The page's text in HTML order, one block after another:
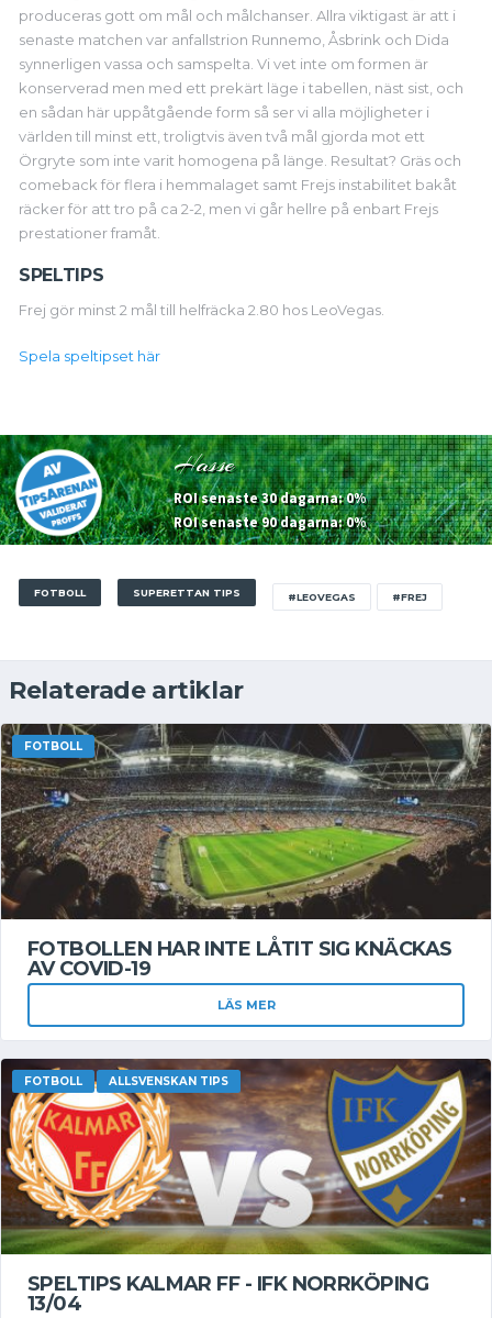
produceras gott om mål och målchanser. Allra viktigast är att i
senaste matchen var anfallstrion Runnemo, Åsbrink och Dida
synnerligen vassa och samspelta. Vi vet inte om formen är
konserverad men med ett prekärt läge i tabellen, näst sist, och
en sådan här uppåtgående form så ser vi alla möjligheter i
världen till minst ett, troligtvis även två mål gjorda mot ett
Örgryte som inte varit homogena på länge. Resultat? Gräs och
comeback för flera i hemmalaget samt Frejs instabilitet bakåt
räcker för att tro på ca 2-2, men vi går hellre på enbart Frejs
prestationer framåt.
SPELTIPS
Frej gör minst 2 mål till helfräcka 2.80 hos LeoVegas.
Spela speltipset här
Hasse
ROI senaste 30 dagarna: 0%
ROI senaste 90 dagarna: 0%
FOTBOLL SUPERETTAN TIPS #LEOVEGAS #FREJ
Relaterade artiklar
FOTBOLL
FOTBOLLEN HAR INTE LÅTIT SIG KNÄCKAS
AV COVID-19
LÄS MER
FOTBOLL ALLSVENSKAN TIPS
SPELTIPS KALMAR FF - IFK NORRKÖPING
13/04